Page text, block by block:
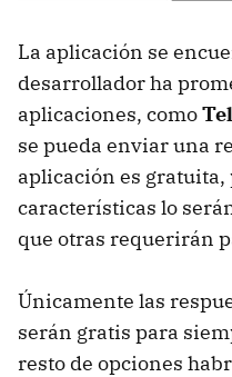
La aplicación se
desarrollador ha
aplicaciones, como
se pueda enviar una
aplicación es gratuita,
características lo
que otras requerirán
Únicamente las
serán gratis para
resto de opciones